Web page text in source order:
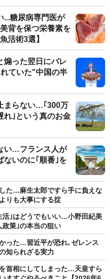
...糖尿病専門医が
背を保つ栄養素を
活術3選】
煽った翌日にバレ
ていた"中国の半
まらない…｢300万
れ｣という真のお金
い…フランス人が
ないのに｢順番｣を
た…麻生太郎ですら手に負えな
りも大事にする掟
活｣はどうでもいい…小野田紀美
策｣の本当の狙い
った…習近平が恐れ､ゼレンス
知られざる実力
首相にしてしまった…天皇すら